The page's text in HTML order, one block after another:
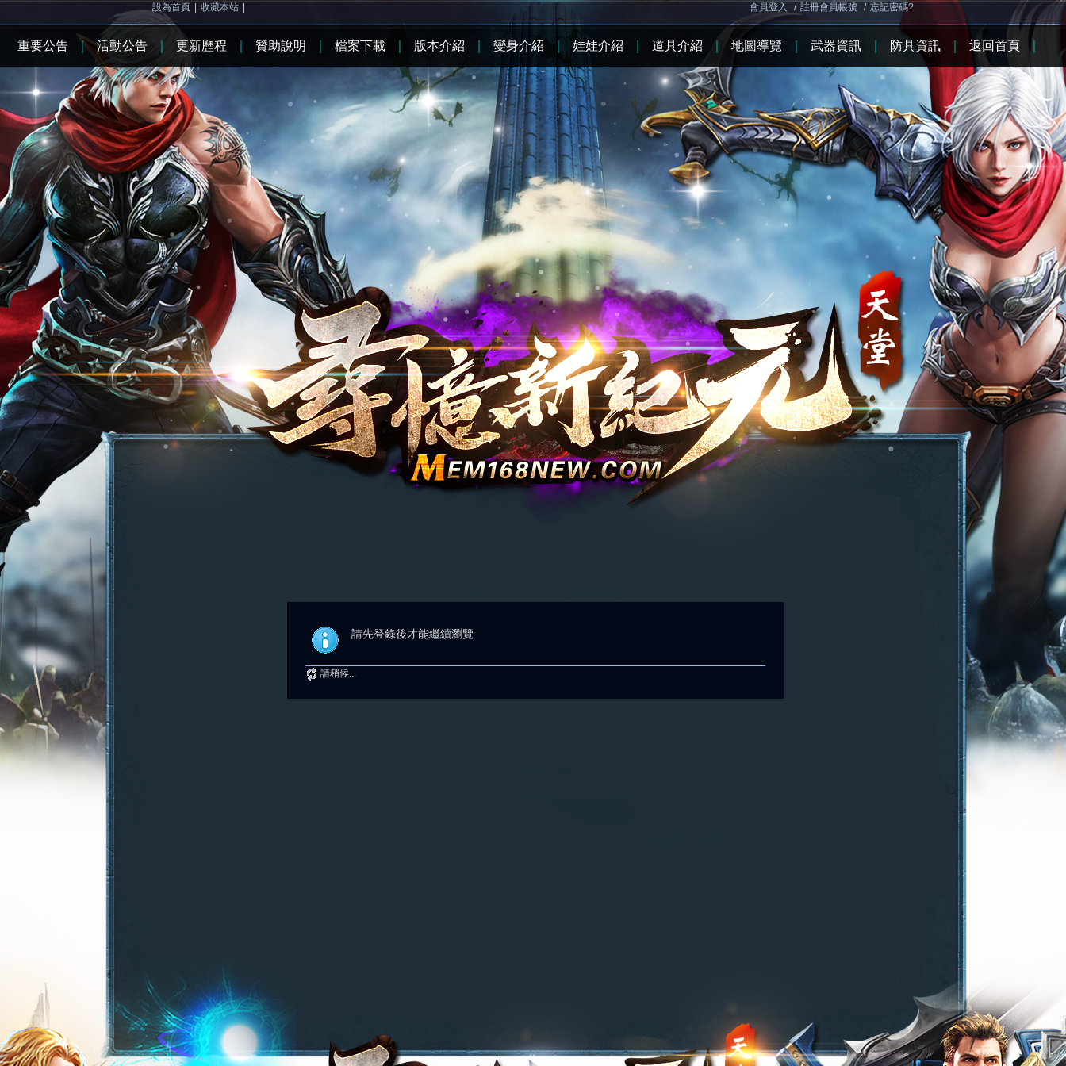
設為首頁 收藏本站 會員登入 / 註冊會員帳號 / 忘記密碼?
請先登錄後才能繼續瀏覽
請稍候...